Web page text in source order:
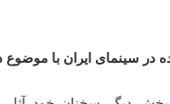
در سینمای ایران با